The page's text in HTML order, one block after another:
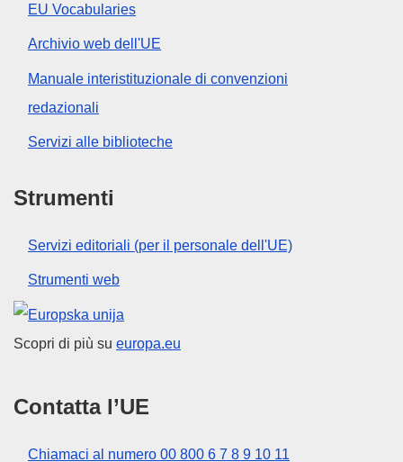
EU Vocabularies
Archivio web dell'UE
Manuale interistituzionale di convenzioni
redazionali
Servizi alle biblioteche
Strumenti
Servizi editoriali (per il personale dell'UE)
Strumenti web
Unione europea
Scopri di più su europa.eu
Contatta l’UE
Chiamaci al numero 00 800 6 7 8 9 10 11